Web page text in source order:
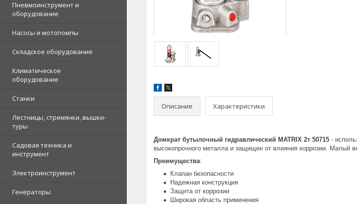
Пневмоинструмент и
оборудование
Насосы и мотопомпы
Складское оборудование
Климатическое
оборудование
Станки
Лестницы, стремянки, вышки-
туры
Садовая техника и
инструмент
Электроинструмент
Генераторы
Описание Характеристики
Домкрат бутылочный гидравлический MATRIX 2т 50715​ -
высокопрочного металла и защищен от влияния коррозии. Малый
Преимущества:
Клапан безопасности
Надежная конструкция
Защита от коррозии
Широкая область применения